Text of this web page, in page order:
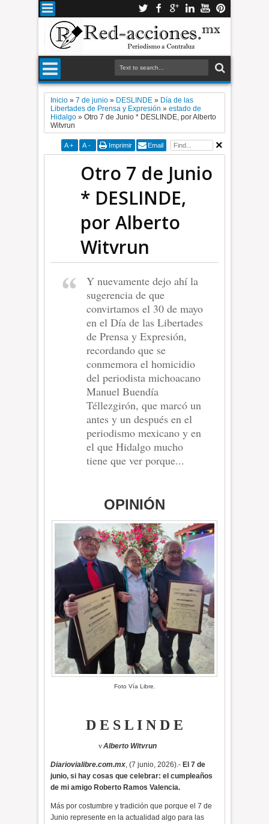
Inicio »7 de junio » DESLINDE » Día de las
Libertades de Prensa y Expresión »estado de
Hidalgo »Otro 7 de Junio * DESLINDE, por Alberto
Witvrun
A + A - Imprimir Email
Otro 7 de Junio
* DESLINDE,
por Alberto
Witvrun
Y nuevamente dejo ahí la
sugerencia de que
convirtamos el 30 de mayo
en el Día de las Libertades
de Prensa y Expresión,
recordando que se
conmemora el homicidio
del periodista michoacano
Manuel Buendía
Téllezgirón, que marcó un
antes y un después en el
periodismo mexicano y en
el que Hidalgo mucho
tiene que ver porque...
OPINIÓN
Foto Vía Libre.
D E S L I N D E
vAlberto Witvrun
Diariovialibre.com.mx, (7 junio, 2026).- El 7 de
junio, si hay cosas que celebrar: el cumpleaños
de mi amigo Roberto Ramos Valencia.
Más por costumbre y tradición que porque el 7 de
Junio represente en la actualidad algo para las